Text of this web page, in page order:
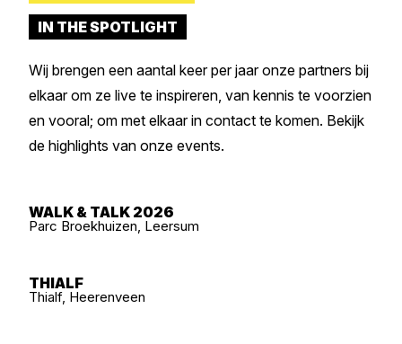
IN THE SPOTLIGHT
Wij brengen een aantal keer per jaar onze partners bij
elkaar om ze live te inspireren, van kennis te voorzien
en vooral; om met elkaar in contact te komen. Bekijk
de highlights van onze events.
WALK & TALK 2026
Parc Broekhuizen, Leersum
THIALF
Thialf, Heerenveen